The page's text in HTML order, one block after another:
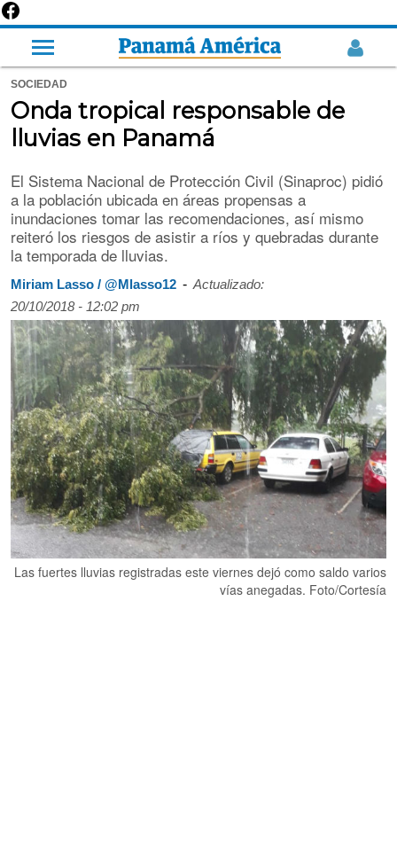
SOCIEDAD
Onda tropical responsable de
lluvias en Panamá
El Sistema Nacional de Protección Civil (Sinaproc) pidió
a la población ubicada en áreas propensas a
inundaciones tomar las recomendaciones, así mismo
reiteró los riesgos de asistir a ríos y quebradas durante
la temporada de lluvias.
Miriam Lasso / @Mlasso12 - Actualizado:
20/10/2018 - 12:02 pm
Las fuertes lluvias registradas este viernes dejó como saldo varios
vías anegadas. Foto/Cortesía